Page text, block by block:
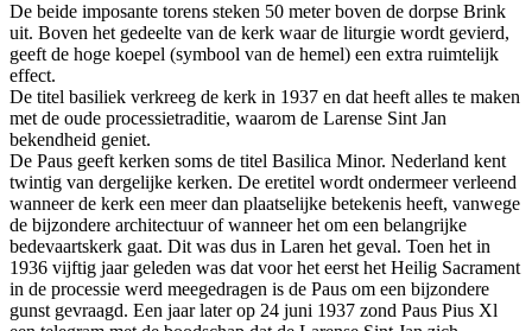
De beide imposante torens steken 50 meter boven de dorpse Brink
uit. Boven het gedeelte van de kerk waar de liturgie wordt gevierd,
geeft de hoge koepel (symbool van de hemel) een extra ruimtelijk
effect.
De titel basiliek verkreeg de kerk in 1937 en dat heeft alles te maken
met de oude processietraditie, waarom de Larense Sint Jan
bekendheid geniet.
De Paus geeft kerken soms de titel Basilica Minor. Nederland kent
twintig van dergelijke kerken. De eretitel wordt ondermeer verleend
wanneer de kerk een meer dan plaatselijke betekenis heeft, vanwege
de bijzondere architectuur of wanneer het om een belangrijke
bedevaartskerk gaat. Dit was dus in Laren het geval. Toen het in
1936 vijftig jaar geleden was dat voor het eerst het Heilig Sacrament
in de processie werd meegedragen is de Paus om een bijzondere
gunst gevraagd. Een jaar later op 24 juni 1937 zond Paus Pius Xl